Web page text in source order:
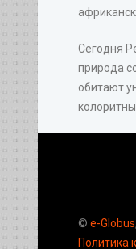
Сегодня
природа
обитают
© e-Globus
Политика